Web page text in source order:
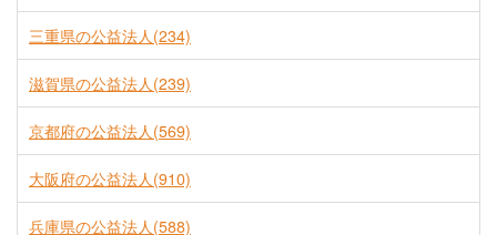
三重県の公益法人(234)
滋賀県の公益法人(239)
京都府の公益法人(569)
大阪府の公益法人(910)
兵庫県の公益法人(588)